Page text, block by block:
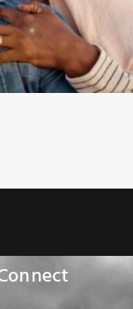
Image